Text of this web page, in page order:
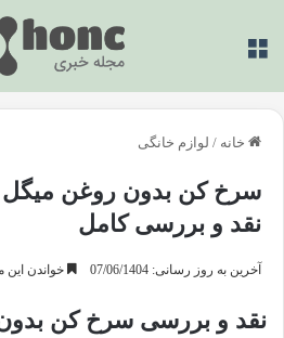
خانه / لوازم خانگی
نقد و بررسی کامل
آخرین به روز رسانی: 07/06/1404 خواندن این مطلب 13
نقد و بررسی سرخ کن